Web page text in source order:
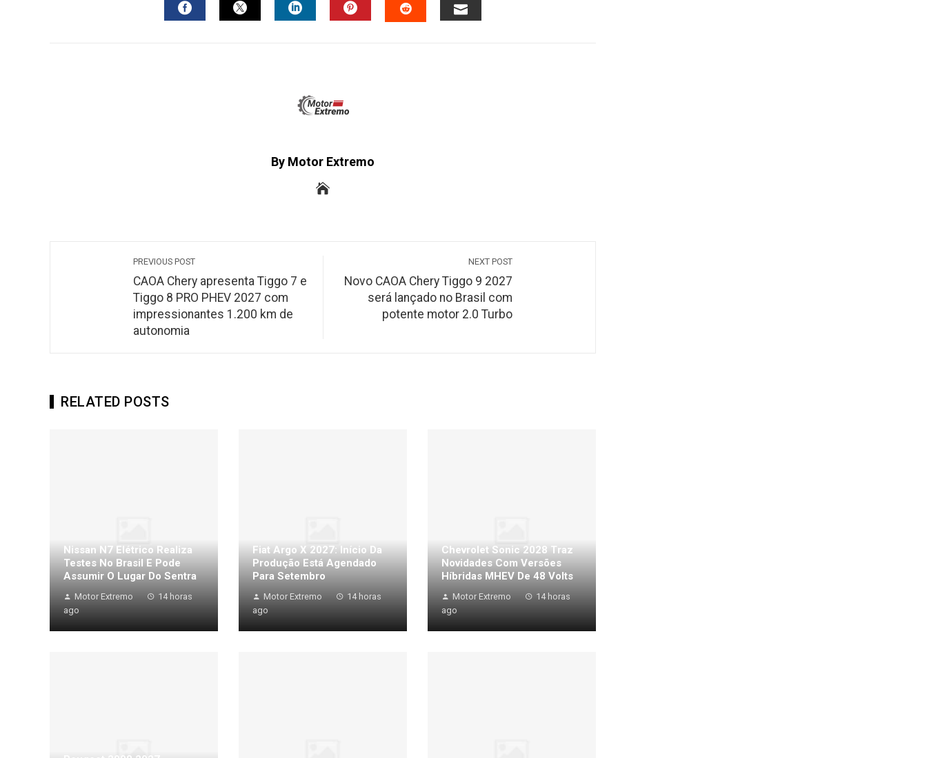
By Motor Extremo
PREVIOUS POST
CAOA Chery apresenta Tiggo 7 e
Tiggo 8 PRO PHEV 2027 com
impressionantes 1.200 km de
autonomia
NEXT POST
Novo CAOA Chery Tiggo 9 2027
será lançado no Brasil com
potente motor 2.0 Turbo
RELATED POSTS
Nissan N7 Elétrico Realiza
Testes No Brasil E Pode
Assumir O Lugar Do Sentra
Motor Extremo
14 horas
ago
Fiat Argo X 2027: Início Da
Produção Está Agendado
Para Setembro
Motor Extremo
14 horas
ago
Chevrolet Sonic 2028 Traz
Novidades Com Versões
Híbridas MHEV De 48 Volts
Motor Extremo
14 horas
ago